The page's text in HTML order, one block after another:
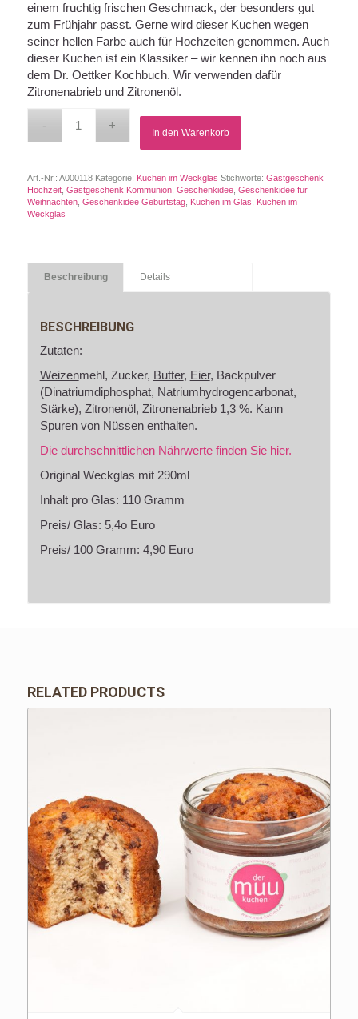
einem fruchtig frischen Geschmack, der besonders gut
zum Frühjahr passt. Gerne wird dieser Kuchen wegen
seiner hellen Farbe auch für Hochzeiten genommen. Auch
dieser Kuchen ist ein Klassiker – wir kennen ihn noch aus
dem Dr. Oettker Kochbuch. Wir verwenden dafür
Zitronenabrieb und Zitronenöl.
In den Warenkorb
Art.-Nr.: A000118 Kategorie: Kuchen im Weckglas Stichworte: Gastgeschenk
Hochzeit, Gastgeschenk Kommunion, Geschenkidee, Geschenkidee für
Weihnachten, Geschenkidee Geburtstag, Kuchen im Glas
Kuchen im
Weckglas
Beschreibung Details
BESCHREIBUNG
Zutaten:
Weizenmehl, Zucker, Butter, Eier, Backpulver
(Dinatriumdiphosphat, Natriumhydrogencarbonat,
Stärke), Zitronenöl, Zitronenabrieb 1,3 %. Kann
Spuren von Nüssenenthalten.
Die durchschnittlichen Nährwerte finden Sie hier.
Original Weckglas mit 290ml
Inhalt pro Glas: 110 Gramm
Preis/ Glas: 5,4o Euro
Preis/ 100 Gramm: 4,90 Euro
RELATED PRODUCTS